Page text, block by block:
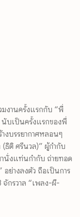
มงานครั้งแรกกับ “พี่
บเป็นครั้งแรกของพี่
งบรรยากาศหลอนๆ
ธิติ ศรีนวล)” ผู้กำกับ
านั่งแท่นกำกับ ถ่ายทอด
อย่างลงตัว ถือเป็นการ
กรวาล “เพลง-ผี-